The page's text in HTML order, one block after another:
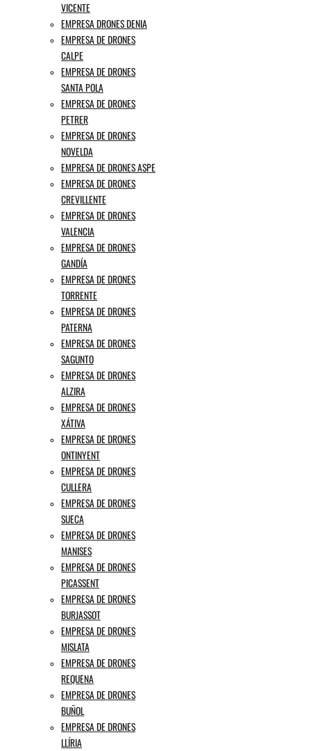
VICENTE
EMPRESA DRONES DENIA
EMPRESA DE DRONES
CALPE
EMPRESA DE DRONES
SANTA POLA
EMPRESA DE DRONES
PETRER
EMPRESA DE DRONES
NOVELDA
EMPRESA DE DRONES ASPE
EMPRESA DE DRONES
CREVILLENTE
EMPRESA DE DRONES
VALENCIA
EMPRESA DE DRONES
GANDÍA
EMPRESA DE DRONES
TORRENTE
EMPRESA DE DRONES
PATERNA
EMPRESA DE DRONES
SAGUNTO
EMPRESA DE DRONES
ALZIRA
EMPRESA DE DRONES
XÁTIVA
EMPRESA DE DRONES
ONTINYENT
EMPRESA DE DRONES
CULLERA
EMPRESA DE DRONES
SUECA
EMPRESA DE DRONES
MANISES
EMPRESA DE DRONES
PICASSENT
EMPRESA DE DRONES
BURJASSOT
EMPRESA DE DRONES
MISLATA
EMPRESA DE DRONES
REQUENA
EMPRESA DE DRONES
BUÑOL
EMPRESA DE DRONES
LLÍRIA